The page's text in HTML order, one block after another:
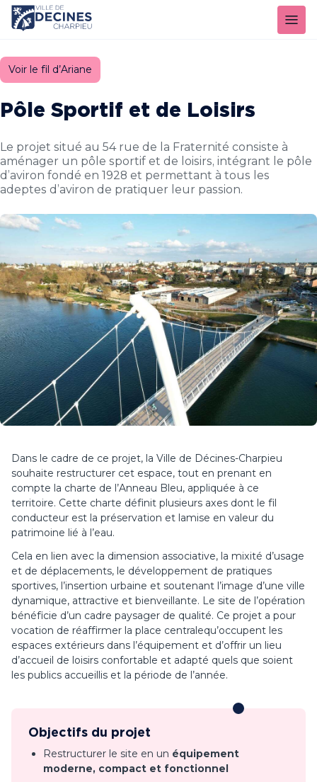
Voir le fil d’Ariane
Pôle Sportif et de Loisirs
Le projet situé au 54 rue de la Fraternité consiste à
aménager un pôle sportif et de loisirs, intégrant le pôle
d’aviron fondé en 1928 et permettant à tous les
adeptes d’aviron de pratiquer leur passion.
Dans le cadre de ce projet, la Ville de Décines-Charpieu
souhaite restructurer cet espace, tout en prenant en
compte la charte de l’Anneau Bleu, appliquée à ce
territoire. Cette charte définit plusieurs axes dont le fil
conducteur est la préservation et lamise en valeur du
patrimoine lié à l’eau.
Cela en lien avec la dimension associative, la mixité d’usage
et de déplacements, le développement de pratiques
sportives, l’insertion urbaine et soutenant l’image d’une ville
dynamique, attractive et bienveillante. Le site de l’opération
bénéficie d’un cadre paysager de qualité. Ce projet a pour
vocation de réaffirmer la place centralequ’occupent les
espaces extérieurs dans l’équipement et d’offrir un lieu
d’accueil de loisirs confortable et adapté quels que soient
les publics accueillis et la période de l’année.
Objectifs du projet
Restructurer le site en un équipement
moderne, compact et fonctionnel
Panneau de gestion des cookies